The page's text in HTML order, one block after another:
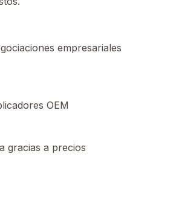
empresariales
OEM
gracias a precios